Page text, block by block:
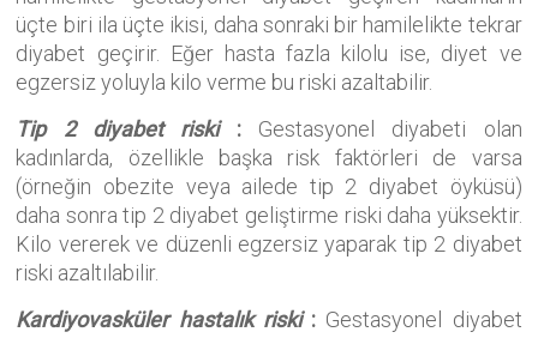
üçte biri ila üçte ikisi, daha sonraki bir hamilelikte tekrar
diyabet geçirir. Eğer hasta fazla kilolu ise, diyet ve
egzersiz yoluyla kilo verme bu riski azaltabilir.
Tip 2 diyabet riski:Gestasyonel diyabeti olan
kadınlarda, özellikle başka risk faktörleri de varsa
(örneğin obezite veya ailede tip 2 diyabet öyküsü)
daha sonra tip 2 diyabet geliştirme riski daha yüksektir.
Kilo vererek ve düzenli egzersiz yaparak tip 2 diyabet
riski azaltılabilir.
Kardiyovasküler hastalık riski: Gestasyonel diyabet